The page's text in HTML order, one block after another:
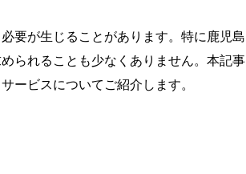
要が生じることがあります。特に鹿児島
られることも少なくありません。本記事
ービスについてご紹介します。